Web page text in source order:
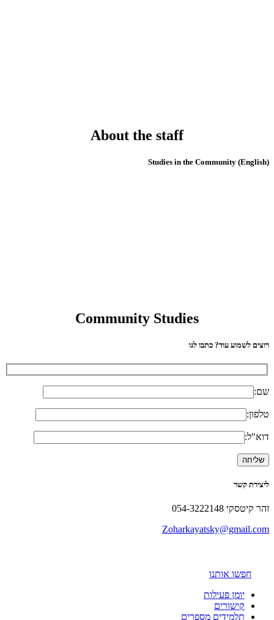
About the staff
(English) Studies in the Community
Community Studies
רוצים לשמוע עוד? כתבו לנו
שם:
טלפון:
דוא"ל:
ליצירת קשר
זהר קיטסקי 054-3222148
Zoharkayatsky@gmail.com
חפשו אותנו
יומן פעילות
קישורים
תלמידים מספרים